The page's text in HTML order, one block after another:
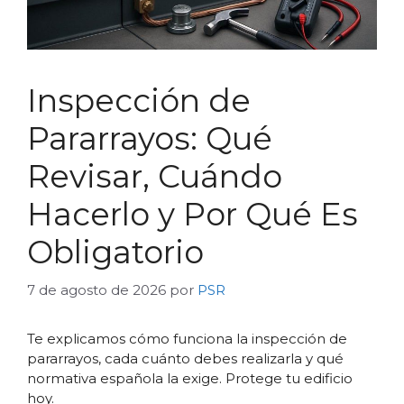
Inspección de
Pararrayos: Qué
Revisar, Cuándo
Hacerlo y Por Qué Es
Obligatorio
7 de agosto de 2026 por PSR
Te explicamos cómo funciona la inspección de
pararrayos, cada cuánto debes realizarla y qué
normativa española la exige. Protege tu edificio
hoy.